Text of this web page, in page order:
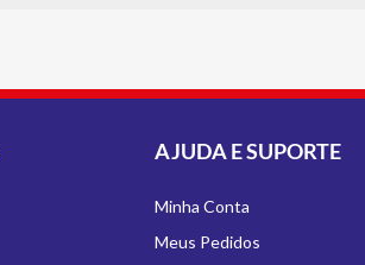
AJUDA E SUPORTE
Minha Conta
Meus Pedidos